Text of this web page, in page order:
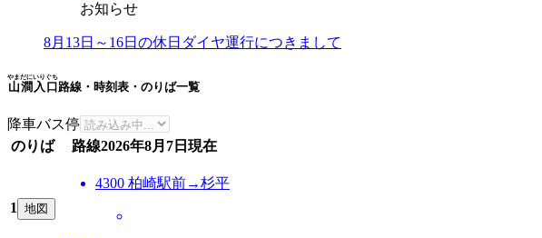
お知らせ
8月13日～16日の休日ダイヤ運行につきまして
山澗入口
やまだにいりぐち
路線・時刻表・のりば一覧
降車バス停
のりば
路線2026年8月7日 現在
1 地図
4300 柏崎駅前→杉平